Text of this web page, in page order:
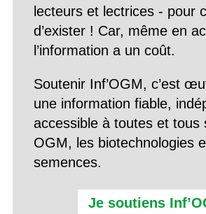
lecteurs et lectrices - pour
d’exister ! Car, même en
l’information a un coût.
Soutenir Inf’OGM, c’est
une information fiable,
accessible à toutes et tous
OGM, les biotechnologies
semences.
Je soutiens